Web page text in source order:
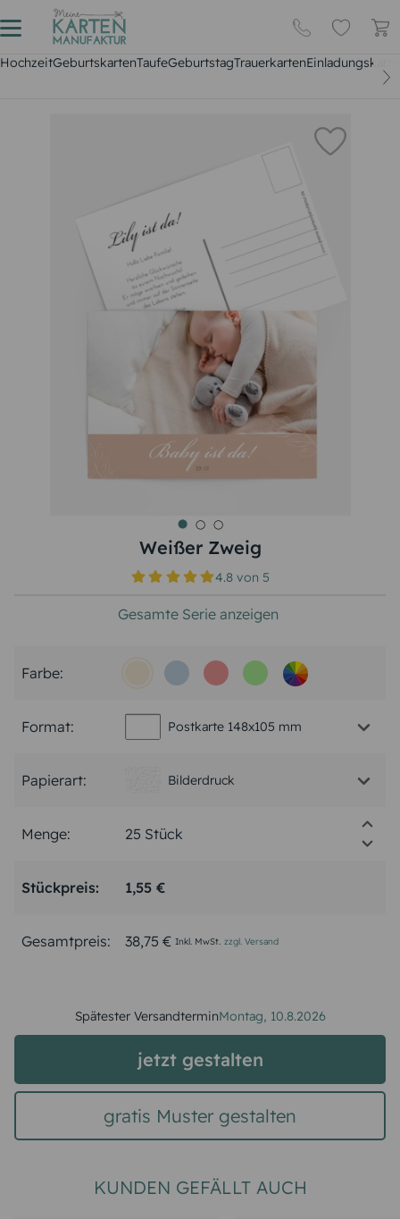
HochzeitGeburtskartenTaufeGeburtstagTrauerkarten
Weißer Zweig
4.8 von5
Gesamte Serie anzeigen
Farbe:
Format: Postkarte 148x105 mm
Papierart: Bilderdruck
Menge:
Stückpreis: 1,55 €
Gesamtpreis: 38,75 € Inkl. MwSt. zzgl. Versand
Spätester VersandterminMontag, 10.8.2026
jetzt gestalten
gratis Muster gestalten
KUNDEN GEFÄLLT AUCH